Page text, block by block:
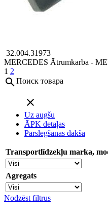
32.004.31973
MERCEDES Ātrumkarba -
1 2
search Поиск товара
close
Uz augšu
ĀPK detaļas
Pārslēgšanas dakša
Transportlīdzekļu marka,
Agregats
Nodzēst filtrus